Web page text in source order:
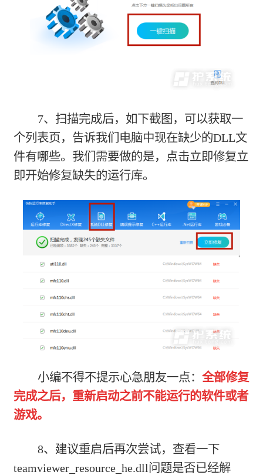
7、扫描完成后，如下截图，可以获取一
个列表页，告诉我们电脑中现在缺少的DLL文
件有哪些。我们需要做的是，点击立即修复立
即开始修复缺失的运行库。
小编不得不提示心急朋友一点： 全部修复
完成之后，重新启动之前不能运行的软件或者
游戏。
8、建议重启后再次尝试，查看一下
teamviewer_resource_he.dll问题是否已经解